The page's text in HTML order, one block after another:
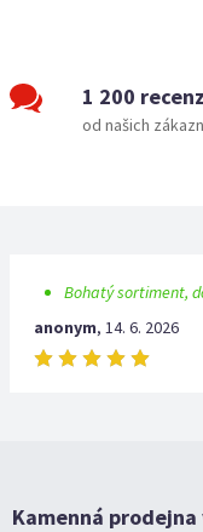
1 200
od našich
Bohatý sortiment,
anonym, 14. 6. 2026
Kamenná prodejna